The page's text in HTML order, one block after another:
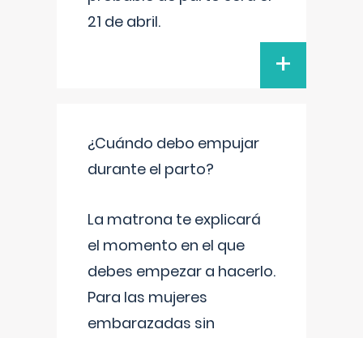
21 de abril.
+
¿Cuándo debo empujar
durante el parto?
La matrona te explicará
el momento en el que
debes empezar a hacerlo.
Para las mujeres
embarazadas sin